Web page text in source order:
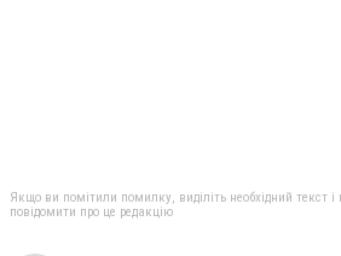
Якщо ви помітили помилку, виділіть необхідний текст
повідомити про це редакцію